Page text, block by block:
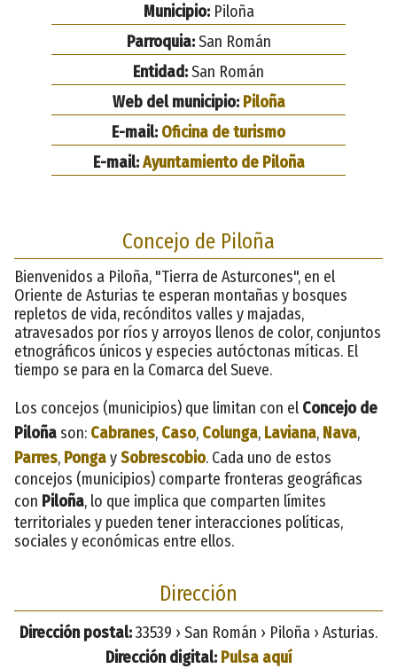
Municipio:Piloña
Parroquia:San Román
Entidad:San Román
Web del municipio: Piloña
E-mail: Oficina de turismo
E-mail:Ayuntamiento de Piloña
Concejo de Piloña
Bienvenidos a Piloña, "Tierra de Asturcones", en el
Oriente de Asturias te esperan montañas y bosques
repletos de vida, recónditos valles y majadas,
atravesados por ríos y arroyos llenos de color, conjuntos
etnográficos únicos y especies autóctonas míticas. El
tiempo se para en la Comarca del Sueve.
Los concejos (municipios) que limitan con el Concejo de
Piloñason: Cabranes, Caso, Colunga, Laviana, Nava,
Parres, PongaySobrescobio. Cada uno de estos
concejos (municipios) comparte fronteras geográficas
con Piloña, lo que implica que comparten límites
territoriales y pueden tener interacciones políticas,
sociales y económicas entre ellos.
Dirección
Dirección postal:33539 › San Román › Piloña › Asturias.
Dirección digital: Pulsa aquí